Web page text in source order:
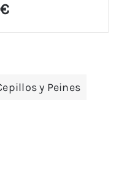
€
y Peines